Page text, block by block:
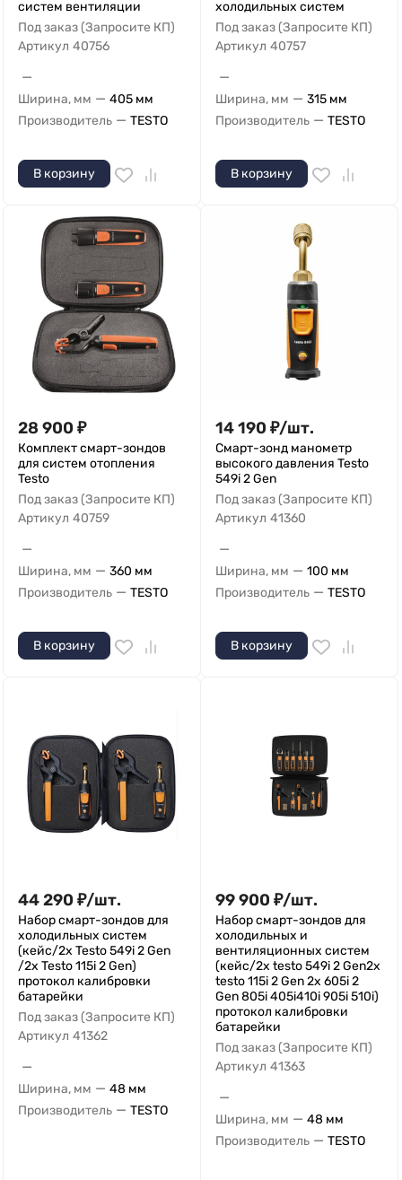
систем вентиляции
Под заказ (Запросите КП)
Артикул 40756
—
Ширина, мм — 405 мм
Производитель — TESTO
В корзину
холодильных систем
Под заказ (Запросите КП)
Артикул 40757
—
Ширина, мм — 315 мм
Производитель — TESTO
В корзину
28 900 ₽
Комплект смарт-зондов
для систем отопления
Testo
Под заказ (Запросите КП)
Артикул 40759
—
Ширина, мм — 360 мм
Производитель — TESTO
В корзину
14 190 ₽/шт.
Смарт-зонд манометр
высокого давления Testo
549i 2 Gen
Под заказ (Запросите КП)
Артикул 41360
—
Ширина, мм — 100 мм
Производитель — TESTO
В корзину
44 290 ₽/шт.
Набор смарт-зондов для
холодильных систем
(кейс/2x Testo 549i 2 Gen
/2x Testo 115i 2 Gen)
протокол калибровки
батарейки
Под заказ (Запросите КП)
Артикул 41362
—
Ширина, мм — 48 мм
Производитель — TESTO
99 900 ₽/шт.
Набор смарт-зондов для
холодильных и
вентиляционных систем
(кейс/2x testo 549i 2 Gen2x
testo 115i 2 Gen 2x 605i 2
Gen 805i 405i410i 905i 510i)
протокол калибровки
батарейки
Под заказ (Запросите КП)
Артикул 41363
—
Ширина, мм — 48 мм
Производитель — TESTO